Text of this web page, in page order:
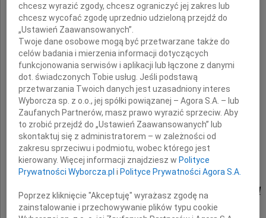
Wyrazy głębokiego żalu
prof. dr. hab. n. med.
Janusza Piekarczyka
chcesz wyrazić zgody, chcesz ograniczyć jej zakres lub
chcesz wycofać zgodę uprzednio udzieloną przejdź do
„Ustawień Zaawansowanych”.
Twoje dane osobowe mogą być przetwarzane także do
celów badania i mierzenia informacji dotyczących
funkcjonowania serwisów i aplikacji lub łączone z danymi
dot. świadczonych Tobie usług. Jeśli podstawą
przetwarzania Twoich danych jest uzasadniony interes
Wyborcza sp. z o.o., jej spółki powiązanej – Agora S.A. – lub
Zaufanych Partnerów, masz prawo wyrazić sprzeciw. Aby
to zrobić przejdź do „Ustawień Zaawansowanych” lub
skontaktuj się z administratorem – w zależności od
zakresu sprzeciwu i podmiotu, wobec którego jest
kierowany. Więcej informacji znajdziesz w Polityce
Prywatności Wyborcza.pl i Polityce Prywatności Agora S.A.
Poprzez kliknięcie "Akceptuję" wyrażasz zgodę na
zainstalowanie i przechowywanie plików typu cookie